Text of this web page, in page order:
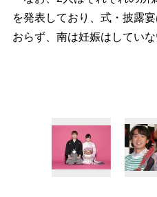
を発表しており、式・披露
おらず、南は妊娠はしていな